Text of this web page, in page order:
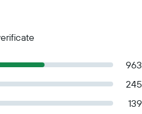
963
245
139